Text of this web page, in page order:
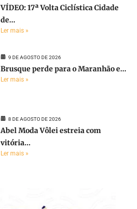
VÍDEO: 17ª Volta Ciclística Cidade
de...
Ler mais »
9 DE AGOSTO DE 2026
Brusque perde para o Maranhão e...
Ler mais »
8 DE AGOSTO DE 2026
Abel Moda Vôlei estreia com
vitória...
Ler mais »